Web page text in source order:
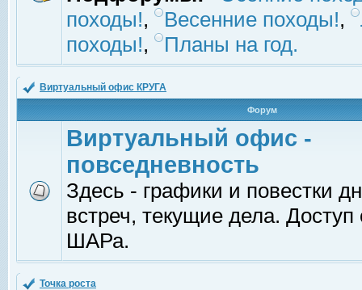
походы!, Весенние походы!,
походы!, Планы на год.
Виртуальный офис КРУГА
Форум
Виртуальный офис -
повседневность
Здесь - графики и повестки
встреч, текущие дела.
ШАРа.
Точка роста